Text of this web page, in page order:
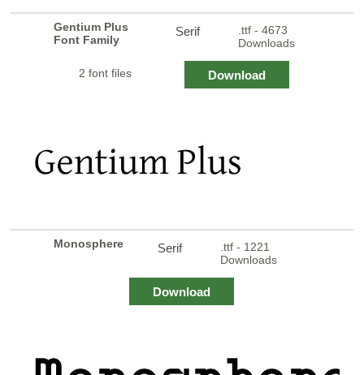
Gentium Plus
Font Family
Serif
.ttf - 4673
Downloads
2 font files Download
Monosphere Serif
.ttf - 1221
Downloads
Download